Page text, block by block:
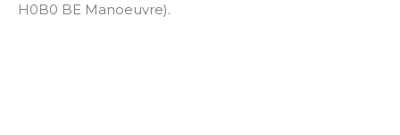
H0B0 BE Manoeuvre).